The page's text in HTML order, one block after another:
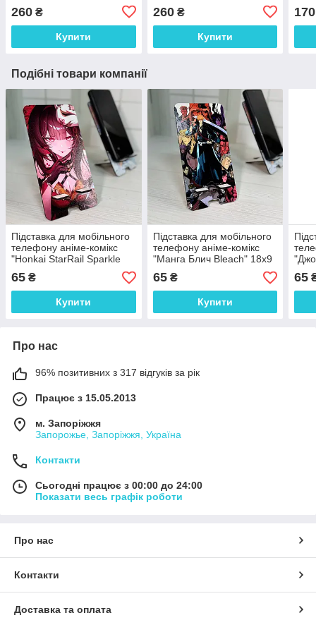
260 ₴
Купити
260₴
Купити
170
Подібні товари компанії
Підставка для мобільного
телефону аніме-комікс
"Honkai StarRail Sparkle
Іскорка" 18х9 см
65 ₴
Купити
Підставка для мобільного
телефону аніме-комікс
"Манга Блич Bleach" 18х9
см
65₴
Купити
65
Про нас
96% позитивних з 317 відгуків за рік
Працює з 15.05.2013
м. Запоріжжя
Запорожье, Запоріжжя, Україна
Контакти
Сьогодні працює з 00:00 до 24:00
Показати весь графік роботи
Про нас
Контакти
Доставка та оплата